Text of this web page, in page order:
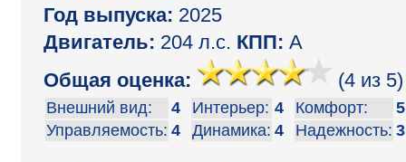
Год выпуска: 2025
Двигатель: 204 л.с. КПП: A
Общая оценка:
(4 из 5)
Внешний вид: 4 Интерьер: 4 Комфорт:
5
Управляемость: 4 Динамика: 4 Надежность: 3